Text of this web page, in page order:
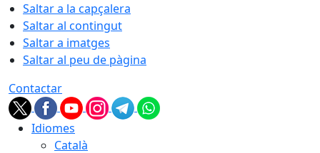
Saltar a la capçalera
Saltar al contingut
Saltar a imatges
Saltar al peu de pàgina
Contactar
Idiomes
Català